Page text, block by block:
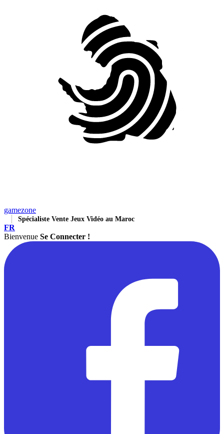
gamezone
Spécialiste Vente Jeux Vidéo au Maroc
FR
Bienvenue Se Connecter !